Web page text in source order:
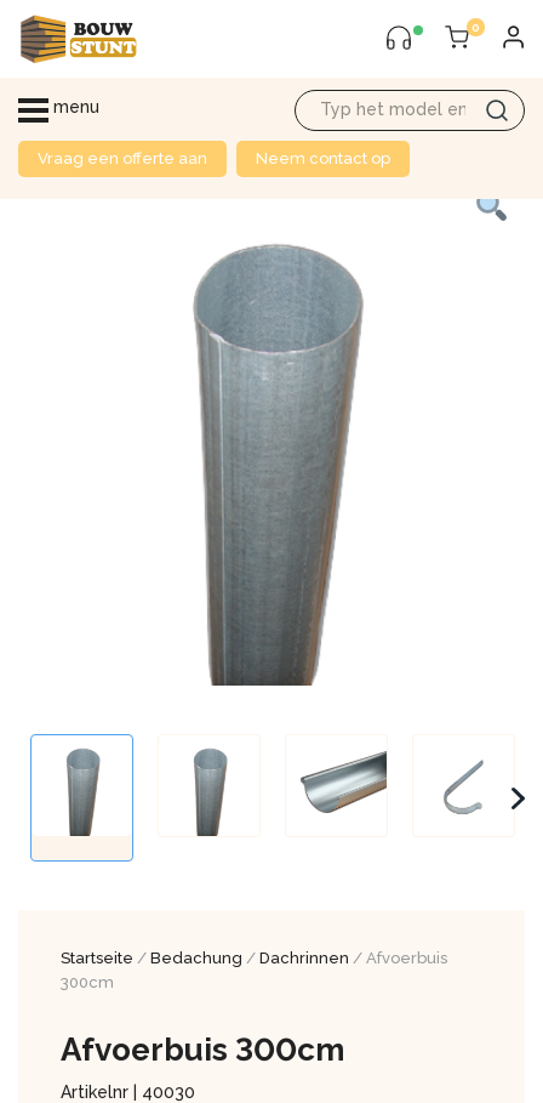
0
menu
Vraag een offerte aan Neem contact op
Startseite / Bedachung / Dachrinnen / Afvoerbuis
300cm
Afvoerbuis 300cm
Artikelnr | 40030